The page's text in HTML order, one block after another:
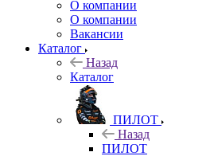
О компании
О компании
Вакансии
Каталог
Назад
Каталог
ПИЛОТ
Назад
ПИЛОТ